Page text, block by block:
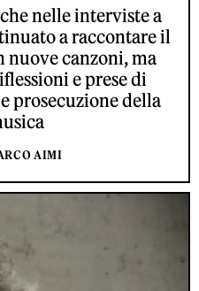
nelle interviste a
a raccontare il
nuove canzoni, ma
e prese di
prosecuzione della
AIMI